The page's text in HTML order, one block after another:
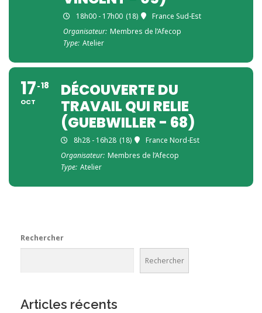
18h00 - 17h00 (18)
France Sud-Est
Organisateur: Membres de l’Afecop
Type: Atelier
17
OCT
18
DÉCOUVERTE DU
TRAVAIL QUI RELIE
(GUEBWILLER - 68)
8h28 - 16h28 (18)
France Nord-Est
Organisateur: Membres de l’Afecop
Type: Atelier
Rechercher
Rechercher
Articles récents